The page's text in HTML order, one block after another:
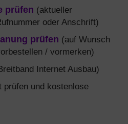
prüfen (aktueller
oder Anschrift)
prüfen (auf Wunsch
/ vormerken)
Internet Ausbau)
prüfen und kostenlose